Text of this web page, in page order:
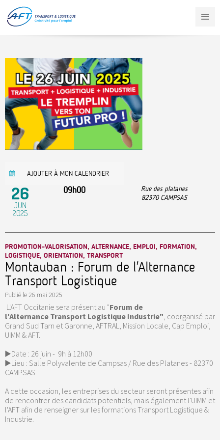
contenu
principal
AJOUTER À MON CALENDRIER
26
JUN
2025
09h00
Rue des platanes
82370 CAMPSAS
PROMOTION-VALORISATION, ALTERNANCE, EMPLOI, FORMATION,
LOGISTIQUE, ORIENTATION, TRANSPORT
Montauban : Forum de l'Alternance
Transport Logistique
Publié le 26 mai 2025
L'AFT Occitanie sera présent au "Forum de
l'Alternance Transport Logistique Industrie", coorganisé par
Grand Sud Tarn et Garonne, AFTRAL, Mission Locale, Cap Emploi,
UIMM & AFT.
▶️Date : 26 juin - 9h à 12h00
▶️Lieu : Salle Polyvalente de Campsas / Rue des Platanes - 82370
CAMPSAS
A cette occasion, les entreprises du secteur seront présentes afin
de rencontrer des candidats potentiels, mais également l'UIMM et
l'AFT afin de renseigner sur les formations Transport Logistique &
Industrie.